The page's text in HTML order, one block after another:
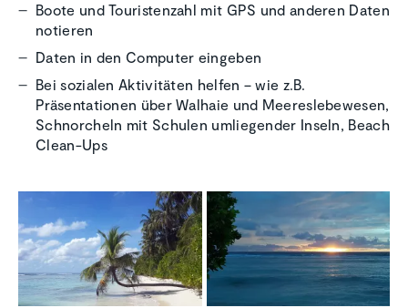
Boote und Touristenzahl mit GPS und anderen Daten
notieren
Daten in den Computer eingeben
Bei sozialen Aktivitäten helfen – wie z.B.
Präsentationen über Walhaie und Meereslebewesen,
Schnorcheln mit Schulen umliegender Inseln, Beach
Clean-Ups